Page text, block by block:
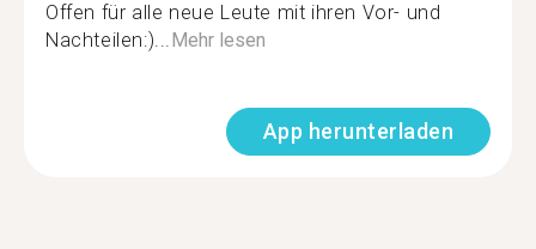
Offen für alle neue Leute mit ihren Vor- und
Nachteilen:)...Mehr lesen
App herunterladen